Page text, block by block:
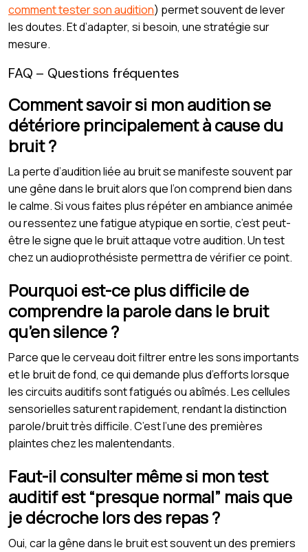
comment tester son audition) permet souvent de lever
les doutes. Et d’adapter, si besoin, une stratégie sur
mesure.
FAQ – Questions fréquentes
Comment savoir si mon audition se
détériore principalement à cause du
bruit ?
La perte d’audition liée au bruit se manifeste souvent par
une gêne dans le bruit alors que l’on comprend bien dans
le calme. Si vous faites plus répéter en ambiance animée
ou ressentez une fatigue atypique en sortie, c’est peut-
être le signe que le bruit attaque votre audition. Un test
chez un audioprothésiste permettra de vérifier ce point.
Pourquoi est-ce plus difficile de
comprendre la parole dans le bruit
qu’en silence ?
Parce que le cerveau doit filtrer entre les sons importants
et le bruit de fond, ce qui demande plus d’efforts lorsque
les circuits auditifs sont fatigués ou abîmés. Les cellules
sensorielles saturent rapidement, rendant la distinction
parole/bruit très difficile. C’est l’une des premières
plaintes chez les malentendants.
Faut-il consulter même si mon test
auditif est “presque normal” mais que
je décroche lors des repas ?
Oui, car la gêne dans le bruit est souvent un des premiers